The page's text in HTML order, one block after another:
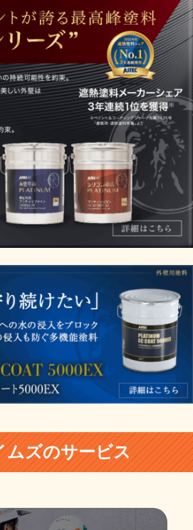
ムズのサービス